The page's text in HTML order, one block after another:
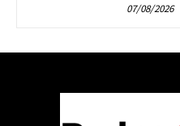
07/08/2026